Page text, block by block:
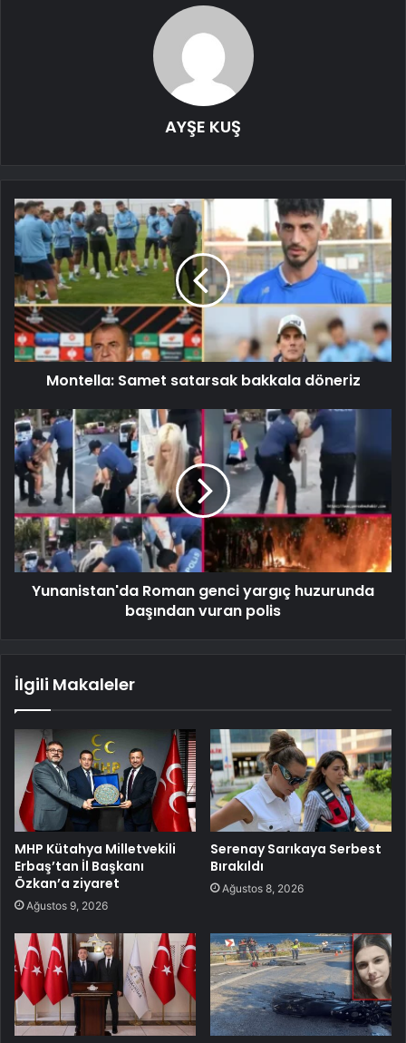
AYŞE KUŞ
Montella: Samet satarsak bakkala döneriz
Yunanistan'da Roman genci yargıç huzurunda
başından vuran polis
İlgili Makaleler
MHP Kütahya Milletvekili
Erbaş’tan İl Başkanı
Özkan’a ziyaret
Ağustos 9, 2026
Serenay Sarıkaya Serbest
Bırakıldı
Ağustos 8, 2026